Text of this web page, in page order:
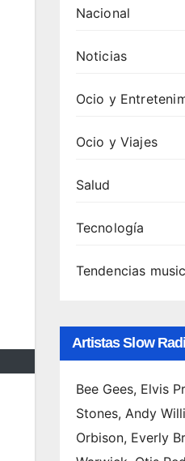
Nacional
Noticias
Ocio y
Ocio y Viajes
Salud
Tecnología
Tendencias
Artistas Slow
Bee Gees, Elvis
Stones, Andy
Orbison, Everly